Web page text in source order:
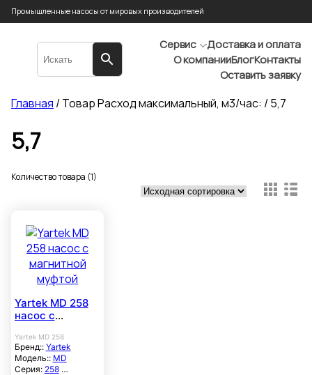
Промышленные насосы от мировых производителей
Сервис
Доставка и оплата
О компанииБлогКонтакты
Оставить заявку
Главная / Товар Расход максимальный, м3/час: / 5,7
5,7
Количество товара (1)
Yartek MD 258
насос с
муфтой
Yartek MD 258
Бренд:: Yartek
Модель:: MD
Серия: 258